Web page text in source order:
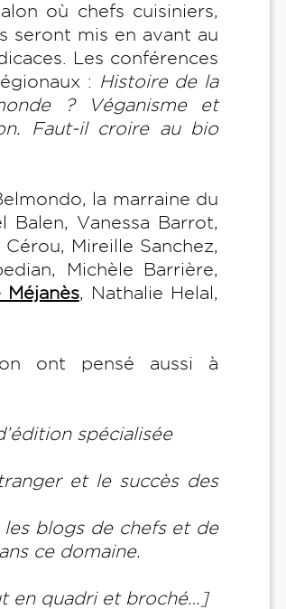
où chefs cuisiniers,
seront mis en avant au
Les conférences
: Histoire de la
? Véganisme et
Faut-il croire au bio
la marraine du
Balen, Vanessa Barrot,
Mireille Sanchez,
Michèle Barrière,
Méjanès, Nathalie Helal,
ont pensé aussi à
spécialisée
et le succès des
les blogs de chefs et de
ce domaine.
en quadri et broché…]